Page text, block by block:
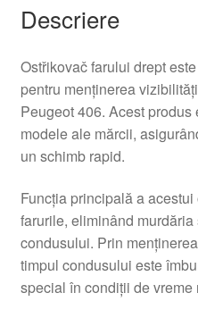
Descriere
Ostřikovač farului drept
pentru menținerea
Peugeot 406. Acest
modele ale mărcii,
un schimb rapid.
Funcția principală a
farurile, eliminând
condusului. Prin
timpul condusului este
special în condiții de vreme